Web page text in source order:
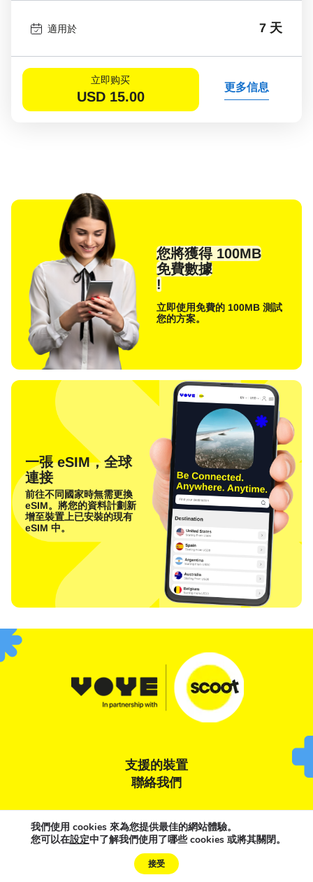
適用於 7 天
立即购买
USD 15.00
更多信息
您將獲得 100MB
免費數據
!
立即使用免費的 100MB 測試
您的方案。
一張 eSIM，全球
連接
前往不同國家時無需更換
eSIM。將您的資料計劃新
增至裝置上已安裝的現有
eSIM 中。
支援的裝置
聯絡我們
條款與條件 隱私權聲明 Cookie 政策
我們使用 cookies 來為您提供最佳的網站體驗。
您可以在設定中了解我們使用了哪些 cookies 或將其關閉。
接受